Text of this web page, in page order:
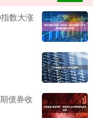
数大涨
债券收